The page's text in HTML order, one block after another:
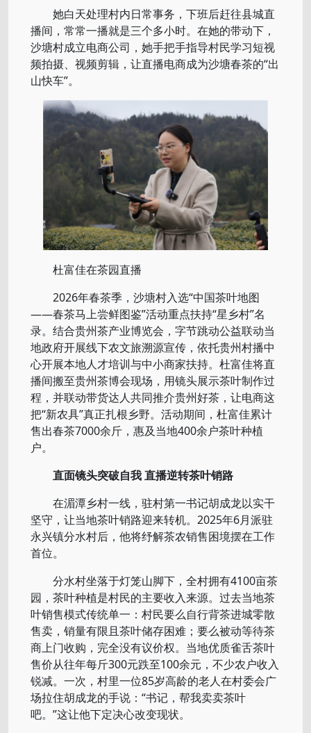
她白天处理村内日常事务，下班后赶往县城直
播间，常常一播就是三个多小时。在她的带动下，
沙塘村成立电商公司，她手把手指导村民学习短视
频拍摄、视频剪辑，让直播电商成为沙塘春茶的“出
山快车”。
杜富佳在茶园直播
2026年春茶季，沙塘村入选“中国茶叶地图
——春茶马上尝鲜图鉴”活动重点扶持“星乡村”名
录。结合贵州茶产业博览会，字节跳动公益联动当
地政府开展线下农文旅溯源宣传，依托贵州村播中
心开展本地人才培训与中小商家扶持。杜富佳将直
播间搬至贵州茶博会现场，用镜头展示茶叶制作过
程，并联动带货达人共同推介贵州好茶，让电商这
把“新农具”真正扎根乡野。活动期间，杜富佳累计
售出春茶7000余斤，惠及当地400余户茶叶种植
户。
直面镜头突破自我 直播逆转茶叶销路
在湄潭乡村一线，驻村第一书记胡成龙以实干
坚守，让当地茶叶销路迎来转机。2025年6月派驻
永兴镇分水村后，他将纾解茶农销售困境摆在工作
首位。
分水村坐落于灯笼山脚下，全村拥有4100亩茶
园，茶叶种植是村民的主要收入来源。过去当地茶
叶销售模式传统单一：村民要么自行背茶进城零散
售卖，销量有限且茶叶储存困难；要么被动等待茶
商上门收购，完全没有议价权。当地优质雀舌茶叶
售价从往年每斤300元跌至100余元，不少农户收入
锐减。一次，村里一位85岁高龄的老人在村委会广
场拉住胡成龙的手说：“书记，帮我卖卖茶叶
吧。”这让他下定决心改变现状。